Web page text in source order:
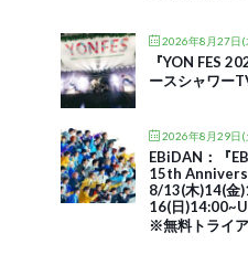
2026年8月27日(
『YON FES
ースシャワー
2026年8月29日(
EBiDAN：『
15th
8/13(木)14(金
16(日
※無料トライ